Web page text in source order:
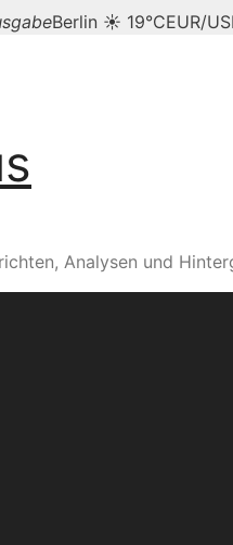
Berlin ☀ 19°CEUR/
Analysen und